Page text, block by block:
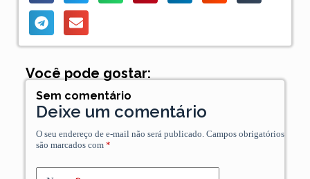
Você pode gostar:
Sem comentário
Deixe um comentário
O seu endereço de e-mail não será publicado. Campos obrigatórios
são marcados com *